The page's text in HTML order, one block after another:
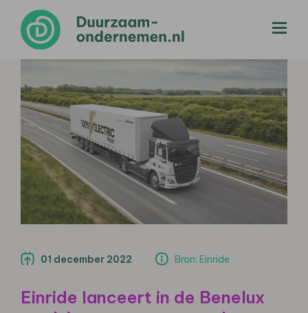
01 december 2022 Bron: Einride
Einride lanceert in de Benelux